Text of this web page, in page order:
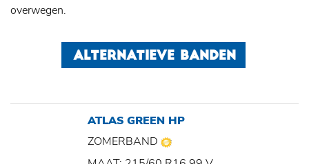
overwegen.
ALTERNATIEVE BANDEN
ATLAS GREEN HP
ZOMERBAND